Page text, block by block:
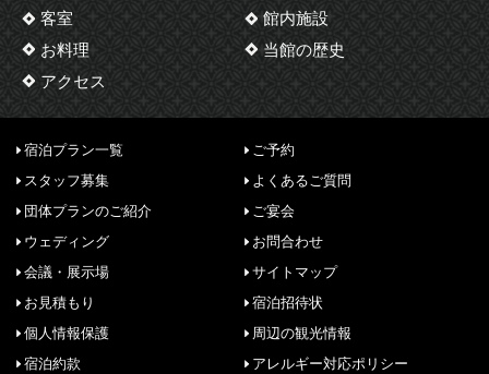
客室
館内施設
お料理
当館の歴史
アクセス
宿泊プラン一覧
ご予約
スタッフ募集
よくあるご質問
団体プランのご紹介
ご宴会
ウェディング
お問合わせ
会議・展示場
サイトマップ
お見積もり
宿泊招待状
個人情報保護
周辺の観光情報
宿泊約款
アレルギー対応ポリシー